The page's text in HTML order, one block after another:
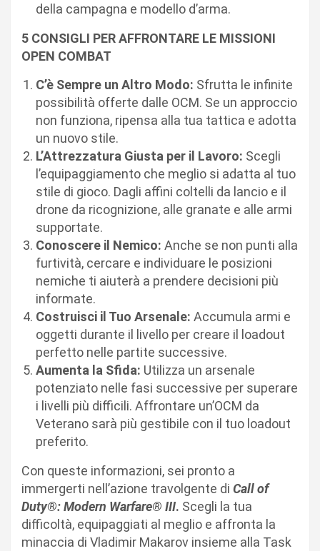
della campagna e modello d’arma.
5 CONSIGLI PER AFFRONTARE LE MISSIONI
OPEN COMBAT
C’è Sempre un Altro Modo: Sfrutta le infinite
possibilità offerte dalle OCM. Se un approccio
non funziona, ripensa alla tua tattica e adotta
un nuovo stile.
L’Attrezzatura Giusta per il Lavoro: Scegli
l’equipaggiamento che meglio si adatta al tuo
stile di gioco. Dagli affini coltelli da lancio e il
drone da ricognizione, alle granate e alle armi
supportate.
Conoscere il Nemico: Anche se non punti alla
furtività, cercare e individuare le posizioni
nemiche ti aiuterà a prendere decisioni più
informate.
Costruisci il Tuo Arsenale: Accumula armi e
oggetti durante il livello per creare il loadout
perfetto nelle partite successive.
Aumenta la Sfida: Utilizza un arsenale
potenziato nelle fasi successive per superare
i livelli più difficili. Affrontare un’OCM da
Veterano sarà più gestibile con il tuo loadout
preferito.
Con queste informazioni, sei pronto a
immergerti nell’azione travolgente di Call of
Duty®: Modern Warfare® III. Scegli la tua
difficoltà, equipaggiati al meglio e affronta la
minaccia di Vladimir Makarov insieme alla Task